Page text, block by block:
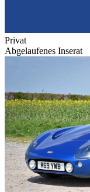
Privat
Abgelaufenes Inserat